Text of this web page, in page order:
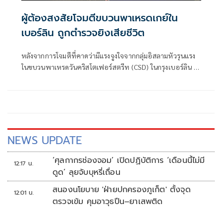
ผู้ต้องสงสัยโจมตีขบวนพาเหรดเกย์ใน
เบอร์ลิน ถูกตำรวจยิงเสียชีวิต
หลังจากการโจมตีที่คาดว่ามีแรงจูงใจจากกลุ่มอิสลามหัวรุนแรง
ในขบวนพาเหรดวันคริสโตเฟอร์สตรีท (CSD) ในกรุงเบอร์ลิน ผู้
NEWS UPDATE
12:17 น.
‘ศุลกากรช่องจอม’ เปิดปฏิบัติการ ‘เดือนนี้ไม่มี
ดูด’ ลุยจับบุหรี่เถื่อน
12:01 น.
สนองนโยบาย 'ฝ่ายปกครองภูเก็ต' ตั้งจุด
ตรวจเข้ม คุมอาวุธปืน–ยาเสพติด